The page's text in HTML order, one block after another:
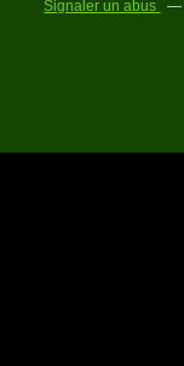
Signaler un abus